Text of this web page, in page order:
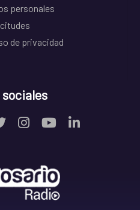
personales
de privacidad
sociales